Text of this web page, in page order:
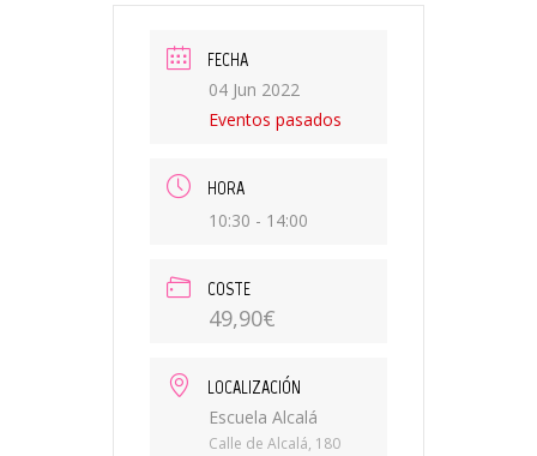
FECHA
04 Jun 2022
Eventos pasados
HORA
10:30 - 14:00
COSTE
49,90€
LOCALIZACIÓN
Escuela Alcalá
Calle de Alcalá, 180